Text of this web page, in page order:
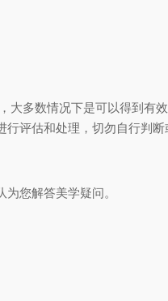
多数情况下是可以得到有
评估和处理，切勿自行判
您解答美学疑问。